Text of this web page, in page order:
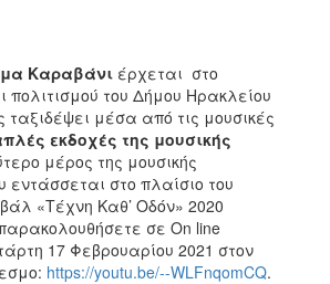
Καραβάνι έρχεται στο
πολιτισμού του Δήμου Ηρακλείου
μέσα από τις μουσικές
εκδοχές της μουσικής
μέρος της μουσικής
στο πλαίσιο του
«Τέχνη Καθ’ Οδόν» 2020
σε On line
17 Φεβρουαρίου 2021 στον
https://youtu.be/--WLFnqomCQ.